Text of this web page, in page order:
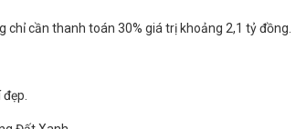
cần thanh toán 30% giá trị khoảng 2,1 tỷ đồng.